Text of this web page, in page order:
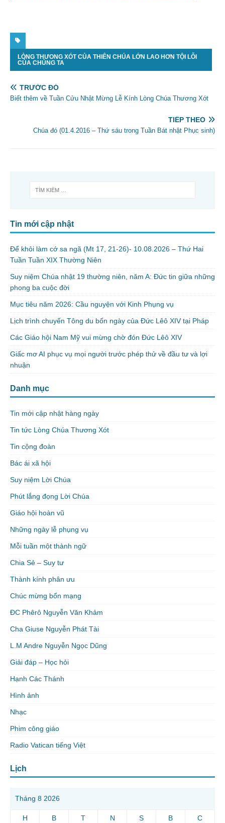
LÒNG THƯONG XÓT CỦA THIÊN CHÚA LỚN LAO HƠN TỘI LỖI
CỦA CHÚNG TA
TRƯỚC ĐÓ
Biết thêm về Tuần Cửu Nhật Mừng Lễ Kính Lòng Chúa Thương Xót
TIẾP THEO
Chúa đó (01.4.2016 – Thứ sáu trong Tuần Bát nhật Phục sinh)
Tin mới cập nhật
Để khỏi làm cớ sa ngã (Mt 17, 21-26)- 10.08.2026 – Thứ Hai
Tuần Tuần XIX Thường Niên
Suy niệm Chúa nhật 19 thường niên, năm A: Đức tin giữa những
phong ba cuộc đời
Mục tiêu năm 2026: Cầu nguyện với Kinh Phụng vụ
Lịch trình chuyến Tông du bốn ngày của Đức Lêô XIV tại Pháp
Các Giáo hội Nam Mỹ vui mừng chờ đón Đức Lêô XIV
Giấc mơ AI phục vụ mọi người trước phép thử về đầu tư và lợi
nhuận
Danh mục
Tin mới cập nhật hàng ngày
Tin tức Lòng Chúa Thương Xót
Tin cộng đoàn
Bác ái xã hội
Suy niệm Lời Chúa
Phút lắng đọng Lời Chúa
Giáo hội hoàn vũ
Những ngày lễ phụng vụ
Mỗi tuần một thành ngữ
Chia Sẻ – Suy tư
Thành kính phân ưu
Chúc mừng bổn mạng
ĐC Phêrô Nguyễn Văn Khảm
Cha Giuse Nguyễn Phát Tài
L.M Andre Nguyễn Ngọc Dũng
Giải đáp – Học hỏi
Hạnh Các Thánh
Hình ảnh
Nhạc
Phim công giáo
Radio Vatican tiếng Việt
Lịch
Tháng 8 2026
H B T N S B C